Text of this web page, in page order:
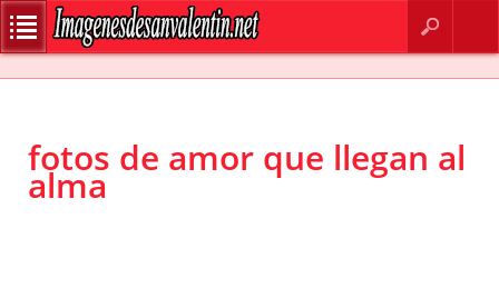
CONTACTO
BUSCAR
fotos de amor que llegan al
alma